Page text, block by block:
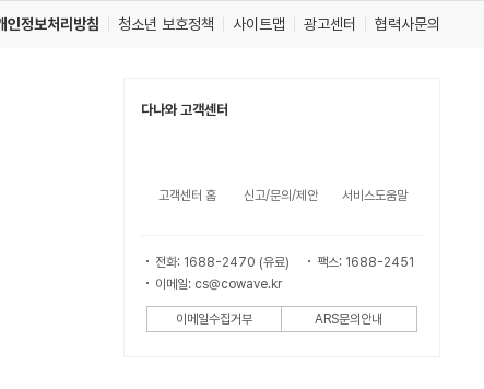
인정보처리방침 청소년 보호정책 사이트맵 광고센터 협력사문의
다나와 고객센터
고객센터 홈 신고/문의/제안 서비스도움말
전화: 1688-2470 (유료)
팩스: 1688-2451
이메일: cs@cowave.kr
이메일수집거부 ARS문의안내